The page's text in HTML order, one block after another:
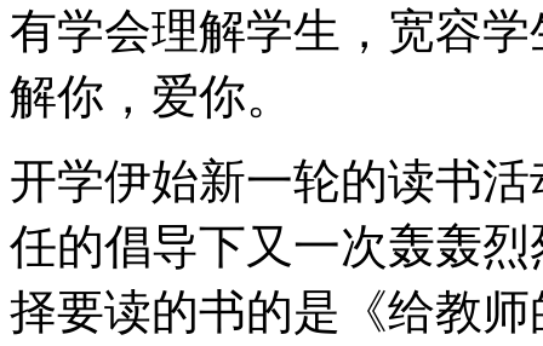
有学会理解学生，宽容
解你，爱你。
开学伊始新一轮的读书
任的倡导下又一次轰轰
择要读的书的是《给教